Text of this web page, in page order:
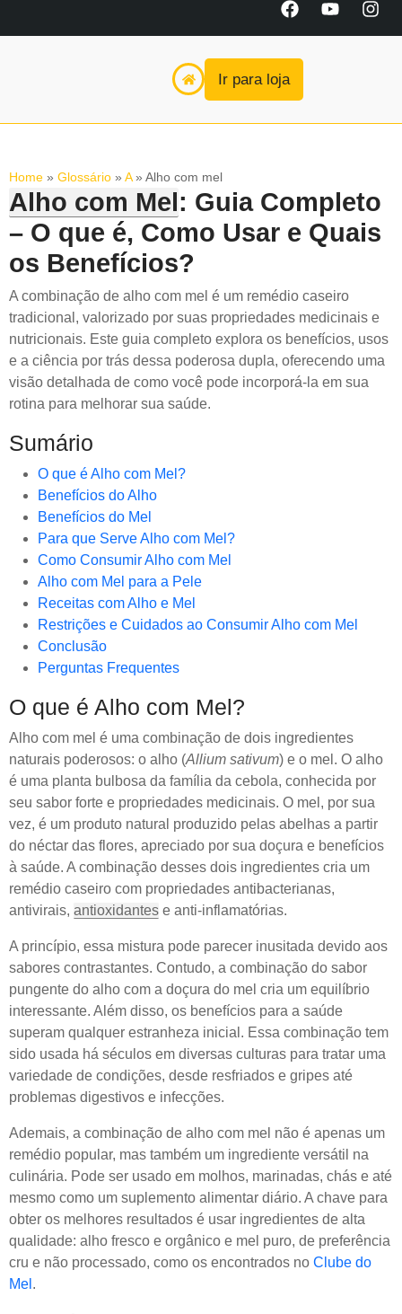
Ir para loja
Home » Glossário » A» Alho com mel
Alho com Mel: Guia Completo
– O que é, Como Usar e Quais
os Benefícios?
A combinação de alho com mel é um remédio caseiro
tradicional, valorizado por suas propriedades medicinais e
nutricionais. Este guia completo explora os benefícios, usos
e a ciência por trás dessa poderosa dupla, oferecendo uma
visão detalhada de como você pode incorporá-la em sua
rotina para melhorar sua saúde.
Sumário
O que é Alho com Mel?
Benefícios do Alho
Benefícios do Mel
Para que Serve Alho com Mel?
Como Consumir Alho com Mel
Alho com Mel para a Pele
Receitas com Alho e Mel
Restrições e Cuidados ao Consumir Alho com Mel
Conclusão
Perguntas Frequentes
O que é Alho com Mel?
Alho com mel é uma combinação de dois ingredientes
naturais poderosos: o alho (Allium sativum) e o mel. O alho
é uma planta bulbosa da família da cebola, conhecida por
seu sabor forte e propriedades medicinais. O mel, por sua
vez, é um produto natural produzido pelas abelhas a partir
do néctar das flores, apreciado por sua doçura e benefícios
à saúde. A combinação desses dois ingredientes cria um
remédio caseiro com propriedades antibacterianas,
antivirais, antioxidantes e anti-inflamatórias.
A princípio, essa mistura pode parecer inusitada devido aos
sabores contrastantes. Contudo, a combinação do sabor
pungente do alho com a doçura do mel cria um equilíbrio
interessante. Além disso, os benefícios para a saúde
superam qualquer estranheza inicial. Essa combinação tem
sido usada há séculos em diversas culturas para tratar uma
variedade de condições, desde resfriados e gripes até
problemas digestivos e infecções.
Ademais, a combinação de alho com mel não é apenas um
remédio popular, mas também um ingrediente versátil na
culinária. Pode ser usado em molhos, marinadas, chás e até
mesmo como um suplemento alimentar diário. A chave para
obter os melhores resultados é usar ingredientes de alta
qualidade: alho fresco e orgânico e mel puro, de preferência
cru e não processado, como os encontrados no Clube do
Mel .